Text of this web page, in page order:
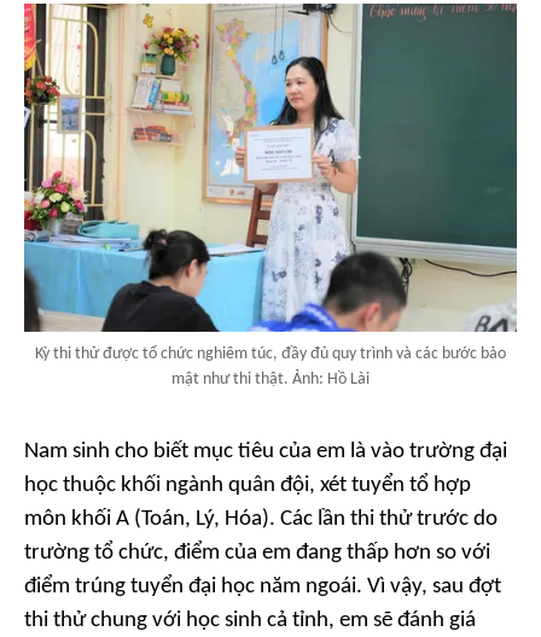
Kỳ thi thử được tổ chức nghiêm túc, đầy đủ quy trình và các bước bảo
mật như thi thật. Ảnh: Hồ Lài
Nam sinh cho biết mục tiêu của em là vào trường đại
học thuộc khối ngành quân đội, xét tuyển tổ hợp
môn khối A (Toán, Lý, Hóa). Các lần thi thử trước do
trường tổ chức, điểm của em đang thấp hơn so với
điểm trúng tuyển đại học năm ngoái. Vì vậy, sau đợt
thi thử chung với học sinh cả tỉnh, em sẽ đánh giá